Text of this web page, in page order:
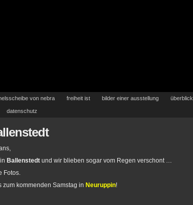
von nebra freiheit ist bilder einer ausstellung überblick
datenschutz
Ballenstedt und wir blieben sogar vom Regen verschont …
Fotos.
kommenden Samstag in Neuruppin!